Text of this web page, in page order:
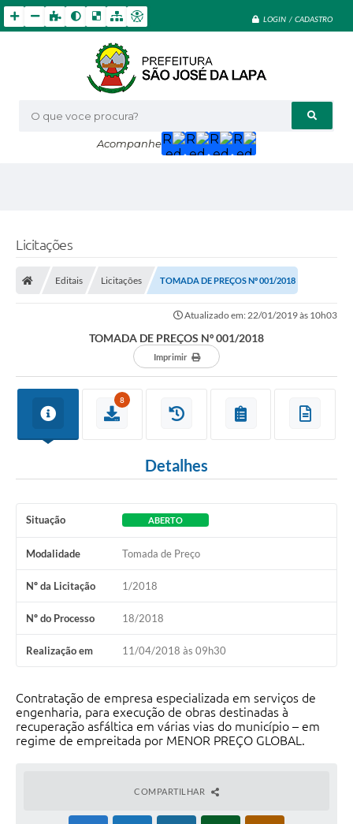
LOGIN / CADASTRO
O que voce procura?
Acompanhe
Licitações
Editais Licitações TOMADA DE PREÇOS Nº 001/2018
Atualizado em: 22/01/2019 às 10h03
TOMADA DE PREÇOS Nº 001/2018
Imprimir
8
Detalhes
Situação ABERTO
Modalidade Tomada de Preço
Nº da Licitação 1/2018
Nº do Processo 18/2018
Realização em 11/04/2018 às 09h30
Contratação de empresa especializada em serviços de
engenharia, para execução de obras destinadas à
recuperação asfáltica em várias vias do município – em
regime de empreitada por MENOR PREÇO GLOBAL.
COMPARTILHAR